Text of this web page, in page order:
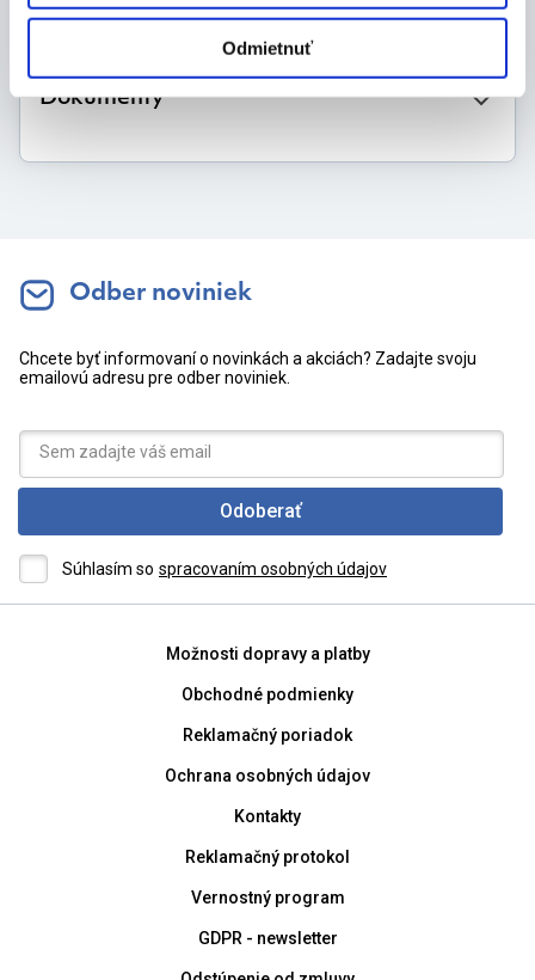
Odmietnuť
Výrobca
Dokumenty
Odber noviniek
Chcete byť informovaní o novinkách a akciách? Zadajte svoju
emailovú adresu pre odber noviniek.
Odoberať
Súhlasím so spracovaním osobných údajov
Možnosti dopravy a platby
Obchodné podmienky
Reklamačný poriadok
Ochrana osobných údajov
Kontakty
Reklamačný protokol
Vernostný program
GDPR - newsletter